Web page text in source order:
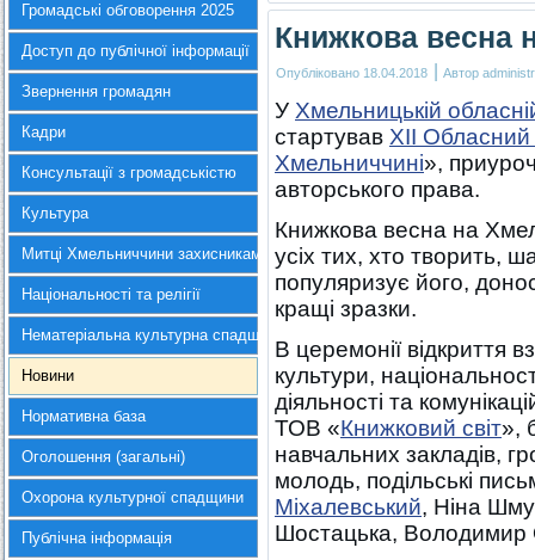
Громадські обговорення 2025
Доступ до публічної інформації
Звернення громадян
Кадри
Консультації з громадськістю
Культура
Митці Хмельниччини захисникам України
Національності та релігії
Нематеріальна культурна спадщина
Новини
Нормативна база
Оголошення (загальні)
Охорона культурної спадщини
Публічна інформація
Книжкова весна
Опубліковано 18.04.2018 | Автор
У Хмельницькій
стартував ХII
Хмельниччині»,
авторського права.
Книжкова весна на
усіх тих, хто творить,
популяризує його,
кращі зразки.
В церемонії відкриття
культури,
діяльності та
ТОВ «Книжковий світ»,
навчальних закладів,
молодь, подільські
Міхалевський, Ніна
Шостацька, Володимир